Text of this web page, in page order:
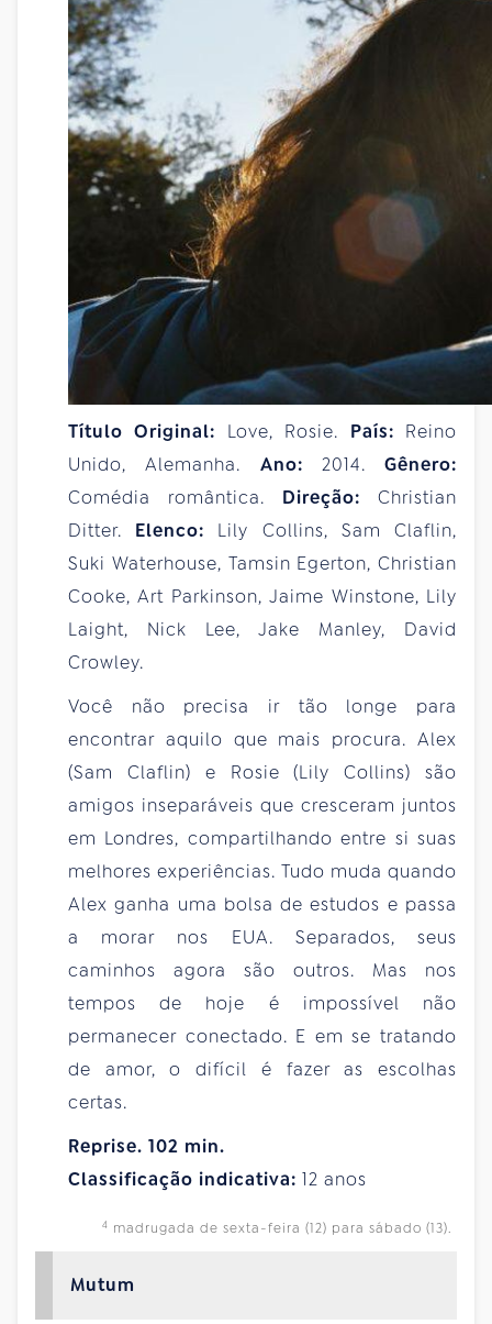
Título Original: Love, Rosie. País: Reino
Unido, Alemanha. Ano: 2014. Gênero:
Comédia romântica. Direção: Christian
Ditter. Elenco: Lily Collins, Sam Claflin,
Suki Waterhouse, Tamsin Egerton, Christian
Cooke, Art Parkinson, Jaime Winstone, Lily
Laight, Nick Lee, Jake Manley, David
Crowley.
Você não precisa ir tão longe para
encontrar aquilo que mais procura. Alex
(Sam Claflin) e Rosie (Lily Collins) são
amigos inseparáveis que cresceram juntos
em Londres, compartilhando entre si suas
melhores experiências. Tudo muda quando
Alex ganha uma bolsa de estudos e passa
a morar nos EUA. Separados, seus
caminhos agora são outros. Mas nos
tempos de hoje é impossível não
permanecer conectado. E em se tratando
de amor, o difícil é fazer as escolhas
certas.
Reprise. 102 min.
Classificação indicativa: 12 anos
4 madrugada de sexta-feira (12) para sábado (13).
Mutum